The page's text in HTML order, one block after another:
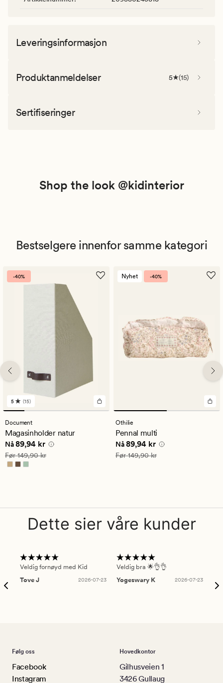
Leveringsinformasjon
Produktanmeldelser 5 (15)
Sertifiseringer
Shop the look @kidinterior
Bestselgere innenfor samme kategori
-40%
15
anmeldelser
med
en
gjennomsnittlig
vurdering
på
5
5 (15)
Document
Magasinholder natur
Nåværende pris
Nå89,94 kr
Vanlig pris 149,90 kr
Før149,90 kr
Nyhet -40%
Othilie
Pennal multi
Nåværende pris
Nå89,94 kr
Vanlig pris 149,90 kr
Før149,90 kr
Dette sier våre kunder
Veldig fornøyd med Kid
Tove J
2026-07-23
Veldig bra 🌟👌👌
Yogeswary K
2026-07-23
Følg oss
Facebook
Instagram
Hovedkontor
Gilhusveien 1
3426 Gullaug